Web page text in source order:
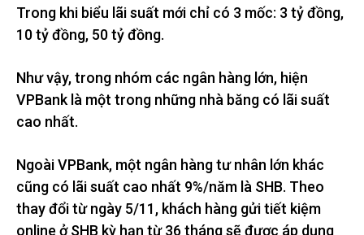
Trong khi biểu lãi suất mới chỉ có 3 mốc: 3 tỷ đồng,
10 tỷ đồng, 50 tỷ đồng.
Như vậy, trong nhóm các ngân hàng lớn, hiện
VPBank là một trong những nhà băng có lãi suất
cao nhất.
Ngoài VPBank, một ngân hàng tư nhân lớn khác
cũng có lãi suất cao nhất 9%/năm là SHB. Theo
thay đổi từ ngày 5/11, khách hàng gửi tiết kiệm
online ở SHB kỳ hạn từ 36 tháng sẽ được áp dụng